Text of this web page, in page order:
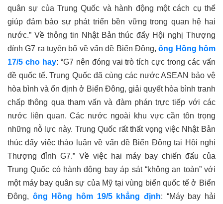
quân sự của Trung Quốc và hành động một cách cụ thể
giúp đảm bảo sự phát triển bền vững trong quan hệ hai
nước.” Về thông tin Nhật Bản thúc đẩy Hội nghị Thượng
đỉnh G7 ra tuyên bố về vấn đề Biển Đông,ông Hồng hôm
17/5 cho hay: “G7 nên đóng vai trò tích cực trong các vấn
đề quốc tế. Trung Quốc đã cùng các nước ASEAN bảo vệ
hòa bình và ổn định ở Biển Đông, giải quyết hòa bình tranh
chấp thông qua tham vấn và đàm phán trực tiếp với các
nước liên quan.Các nước ngoài khu vực cần tôn trọng
những nỗ lực này. Trung Quốc rất thất vọng việc Nhật Bản
thúc đẩy việc thảo luận về vấn đề Biển Đông tại Hội nghị
Thượng đỉnh G7.” Về việc hai máy bay chiến đấu của
Trung Quốc có hành động bayáp sát “không an toàn” với
một máy bay quân sự của Mỹ tại vùng biển quốc tế ở Biển
Đông, ông Hồng hôm 19/5 khẳng định: “Máy bay hải